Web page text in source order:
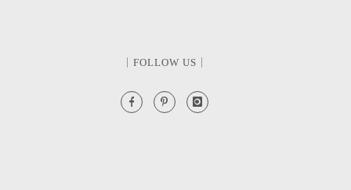
｜FOLLOW US｜